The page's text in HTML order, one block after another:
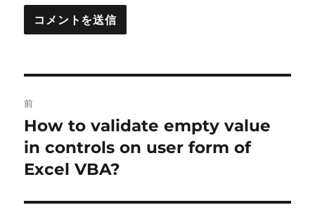
稿
ナ
ビ
ゲ
前
前
の
投
How to validate empty value
in controls on user form of
Excel VBA?